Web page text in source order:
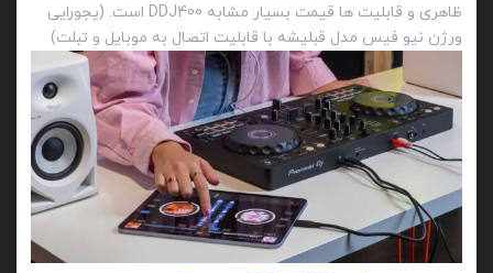
ظاهری و قابلیت ها قیمت بسیار مشابه DDJ400 است. (یجورایی
ورژن نیو فیس مدل قبلیشه با قابلیت اتصال به موبایل و تبلت)